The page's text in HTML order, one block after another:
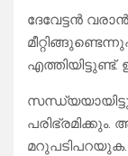
ദേവേട്ടൻ
എത്തിയിട്ടുണ്ട്.